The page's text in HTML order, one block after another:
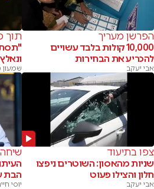
הפרשן מעריך
10,000 קולות בלבד עשויים
להכריע את הבחירות
אבי יעקב
תוך
שמעון
צפו בתיעוד
שניות מהאסון: השוטרים ניפצו
חלון והצילו פעוט
אבי יעקב
הבת
יוסי